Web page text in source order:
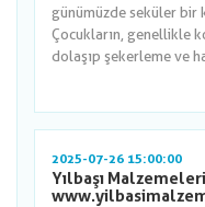
günümüzde seküler bir
Çocukların, genellikle
dolaşıp şekerleme ve
2025-07-26 15:00:00
Yılbaşı